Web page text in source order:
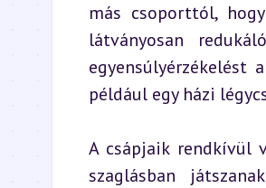
más csoporttól,
látványosan
egyensúlyérzékelést
például egy házi
A csápjaik rendkívül
szaglásban